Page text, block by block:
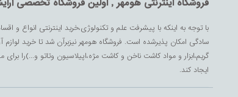
فروشگاه اینترنتی هومهر , اولین فروشگاه تخصصی
با توجه به اینکه با پیشرفت علم و تکنولوژی،خرید اینترنتی انواع و
سادگی امکان پذیرشده است. فروشگاه هومهر نیزبرآن شد تا خرید
گریم،ابزار و مواد کاشت ناخن و کاشت مژه،اپیلاسیون وتاتو و...)را
ایجاد کند.